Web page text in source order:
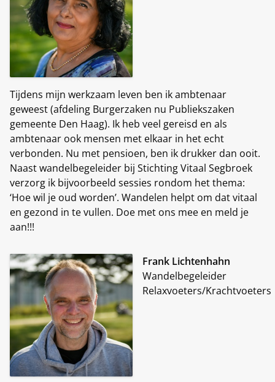
Tijdens mijn werkzaam leven ben ik ambtenaar
geweest (afdeling Burgerzaken nu Publiekszaken
gemeente Den Haag). Ik heb veel gereisd en als
ambtenaar ook mensen met elkaar in het echt
verbonden. Nu met pensioen, ben ik drukker dan ooit.
Naast wandelbegeleider bij Stichting Vitaal Segbroek
verzorg ik bijvoorbeeld sessies rondom het thema:
‘Hoe wil je oud worden’. Wandelen helpt om dat vitaal
en gezond in te vullen. Doe met ons mee en meld je
aan!!!
Frank Lichtenhahn
Wandelbegeleider
Relaxvoeters/Krachtvoeters